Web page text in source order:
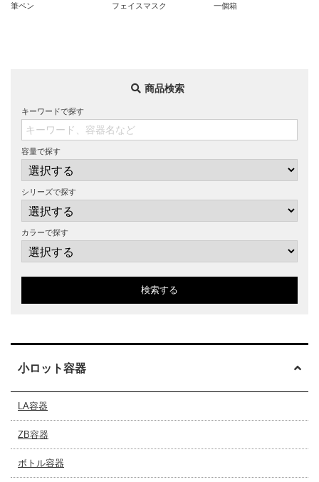
筆ペン フェイスマスク 一個箱
商品検索
キーワードで探す
容量で探す
シリーズで探す
カラーで探す
検索する
小ロット容器
LA容器
ZB容器
ボトル容器